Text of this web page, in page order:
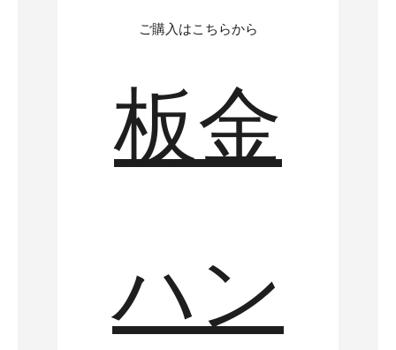
ご購入はこちらから
板金
ハン